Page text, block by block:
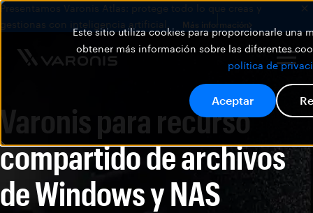
Este sitio utiliza cookies para proporcionarle una
obtener más información sobre las diferentes
política de
Aceptar
Presentamos Varonis Atlas: protege todo lo que creas y
gestionas con inteligencia artificial.
Más información
Varonis para recurso
compartido de archivos
de Windows y NAS